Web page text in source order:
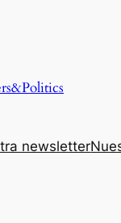
newsletter